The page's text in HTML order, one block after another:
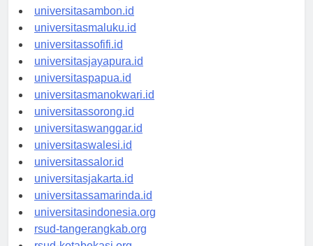
universitasmamuju.id
universitasambon.id
universitasmaluku.id
universitassofifi.id
universitasjayapura.id
universitaspapua.id
universitasmanokwari.id
universitassorong.id
universitaswanggar.id
universitaswalesi.id
universitassalor.id
universitasjakarta.id
universitassamarinda.id
universitasindonesia.org
rsud-tangerangkab.org